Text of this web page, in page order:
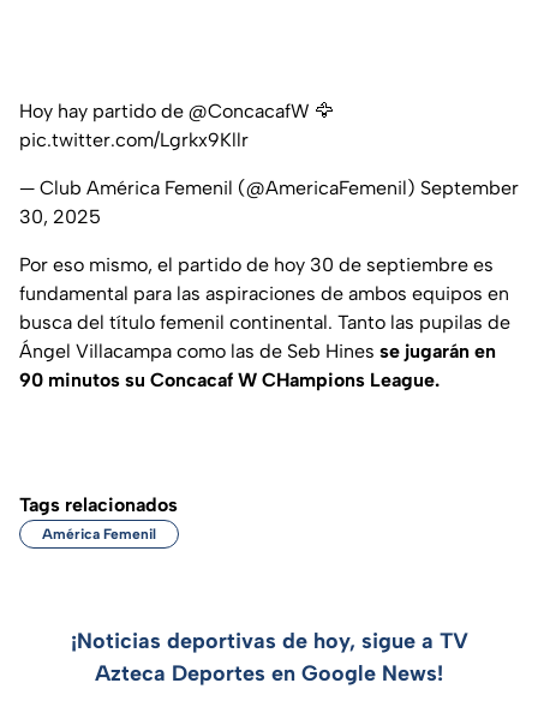
Hoy hay partido de @ConcacafW 🦅
pic.twitter.com/Lgrkx9Kllr
— Club América Femenil (@AmericaFemenil) September
30, 2025
Por eso mismo, el partido de hoy 30 de septiembre es
fundamental para las aspiraciones de ambos equipos en
busca del título femenil continental. Tanto las pupilas de
Ángel Villacampa como las de Seb Hines se jugarán en
90 minutos su Concacaf W CHampions League.
Tags relacionados
América Femenil
¡Noticias deportivas de hoy, sigue a TV
Azteca Deportes en Google News!